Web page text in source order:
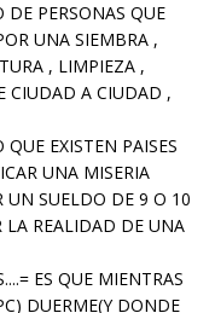
DE PERSONAS QUE
UNA SIEMBRA ,
, LIMPIEZA ,
CIUDAD A CIUDAD ,
EXISTEN PAISES
UNA MISERIA
UN SUELDO DE 9 O 10
LA REALIDAD DE UNA
ES QUE MIENTRAS
DUERME(Y DONDE